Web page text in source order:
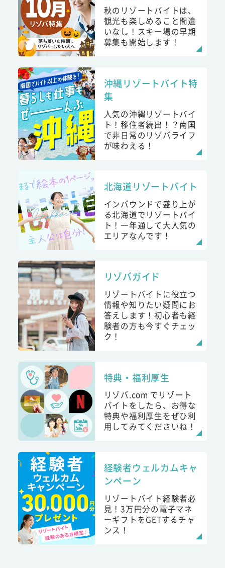
秋のリゾートバイトは、
観光も楽しめること間違
いなし！スキー場の早期
募集も開始します！
沖縄リゾートバイト特
集
人気の沖縄リゾートバイ
ト！移住者続出！？南国
で非日常のリゾバライフ
が味わえる！
北海道リゾートバイト
インバウンドで盛り上が
る北海道でリゾートバイ
ト！一年通して大人気の
エリアなんです！
リゾバガイド
リゾートバイトに役立つ
情報や知りたい疑問にお
答えします！初心者も経
験者の方も今すぐチェッ
ク！
特典・福利厚生
リゾバ.com でリゾート
バイトをしたら、お得な
特典や福利厚生をぜひ利
用してみてくださいね！
経験者ウェルカムキャ
ンペーン
リゾートバイト経験者必
見！3万円分の電子マネ
ーギフトをGETするチャ
ンス！